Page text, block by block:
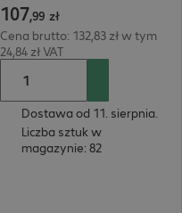
107,99 zł
Cena brutto: 132,83 zł w tym
24,84 zł VAT
Dostawa od 11. sierpnia.
Liczba sztuk w
magazynie: 82